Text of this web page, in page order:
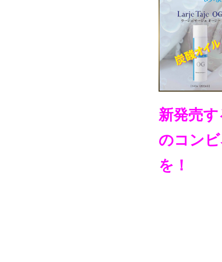
新発売
のコン
を！